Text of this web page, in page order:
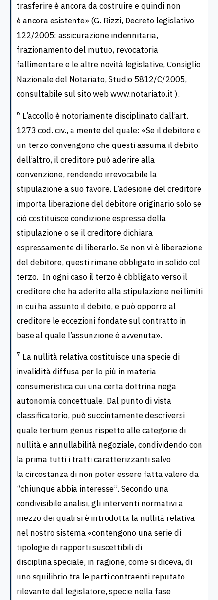
trasferire è ancora da costruire e quindi non
è ancora esistente» (G. Rizzi, Decreto legislativo
122/2005: assicurazione indennitaria,
frazionamento del mutuo, revocatoria
fallimentare e le altre novità legislative, Consiglio
Nazionale del Notariato, Studio 5812/C/2005,
consultabile sul sito web www.notariato.it ).
6 L’accollo è notoriamente disciplinato dall’art.
1273 cod. civ., a mente del quale: «Se il debitore e
un terzo convengono che questi assuma il debito
dell’altro, il creditore può aderire alla
convenzione, rendendo irrevocabile la
stipulazione a suo favore. L’adesione del creditore
importa liberazione del debitore originario solo se
ciò costituisce condizione espressa della
stipulazione o se il creditore dichiara
espressamente di liberarlo. Se non vi è liberazione
del debitore, questi rimane obbligato in solido col
terzo. In ogni caso il terzo è obbligato verso il
creditore che ha aderito alla stipulazione nei limiti
in cui ha assunto il debito, e può opporre al
creditore le eccezioni fondate sul contratto in
base al quale l’assunzione è avvenuta».
7 La nullità relativa costituisce una specie di
invalidità diffusa per lo più in materia
consumeristica cui una certa dottrina nega
autonomia concettuale. Dal punto di vista
classificatorio, può succintamente descriversi
quale tertium genus rispetto alle categorie di
nullità e annullabilità negoziale, condividendo con
la prima tutti i tratti caratterizzanti salvo
la circostanza di non poter essere fatta valere da
“chiunque abbia interesse”. Secondo una
condivisibile analisi, gli interventi normativi a
mezzo dei quali si è introdotta la nullità relativa
nel nostro sistema «contengono una serie di
tipologie di rapporti suscettibili di
disciplina speciale, in ragione, come si diceva, di
uno squilibrio tra le parti contraenti reputato
rilevante dal legislatore, specie nella fase